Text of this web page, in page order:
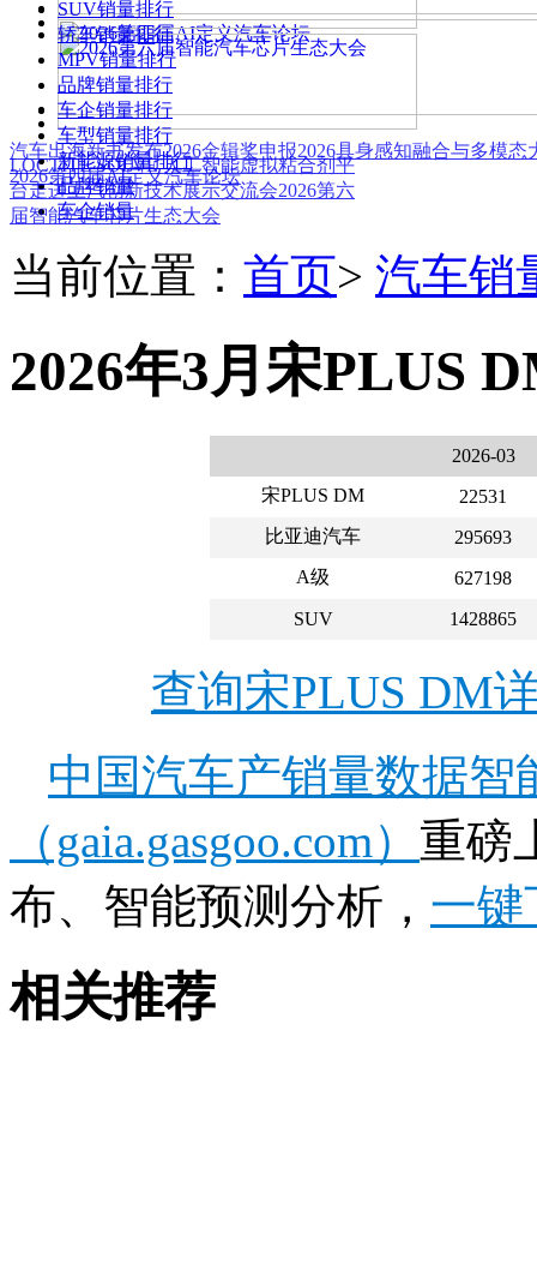
汽车出海新书发布2026金辑奖申报2026具身感知融合与多模态
2026第四届AI定义汽车论坛
LOCTITE SOLVE 人工智能虚拟粘合剂平
台走进上汽创新技术展示交流会2026第六
届智能汽车芯片生态大会
SUV销量排行
轿车销量排行
MPV销量排行
品牌销量排行
车企销量排行
车型销量排行
新能源销量排行
品牌销量
车企销量
当前位置： 首页> 汽车销
2026年3月宋PLUS
2026-03
宋PLUS DM
22531
比亚迪汽车
295693
A级
627198
SUV
1428865
查询宋PLUS DM
中国汽车产销量数据
（gaia.gasgoo.com） 重磅
布、智能预测分析， 一键
相关推荐